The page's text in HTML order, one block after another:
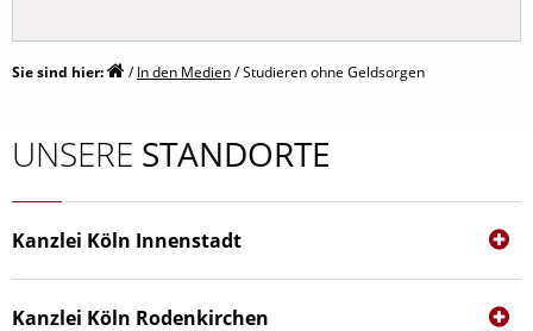
Sie sind hier: /In den Medien/Studieren ohne Geldsorgen
UNSERE STANDORTE
Kanzlei Köln Innenstadt
Kanzlei Köln Rodenkirchen